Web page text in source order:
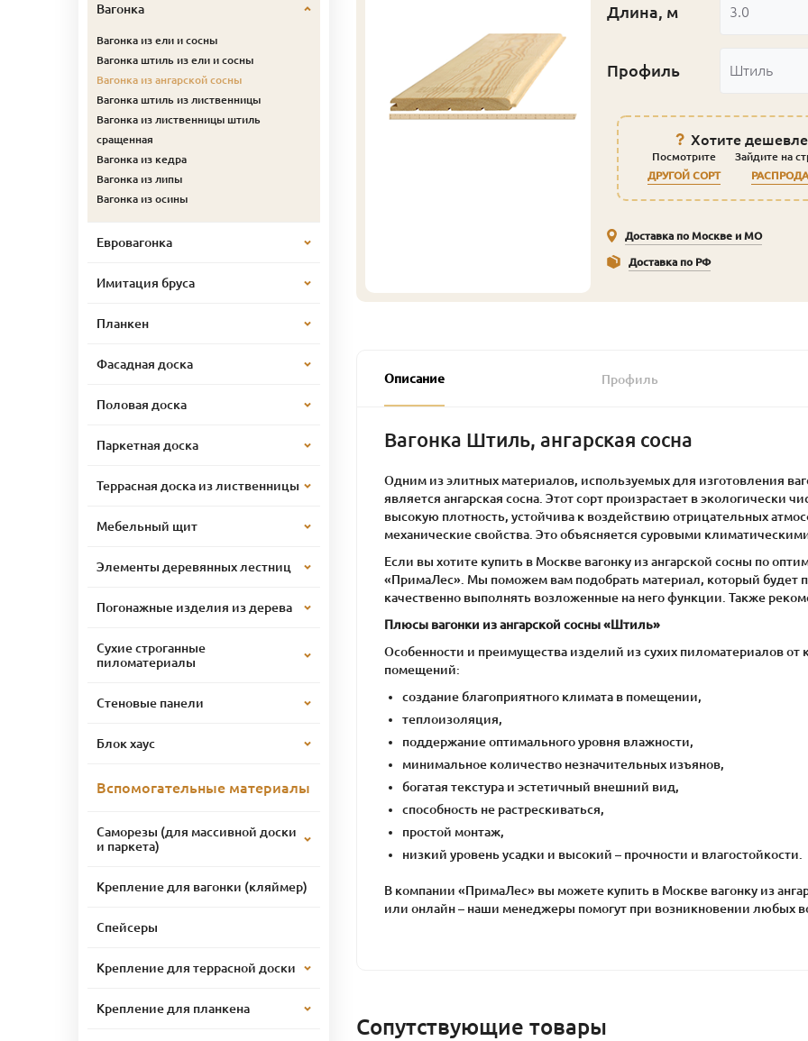
Длина, м 3.0
Профиль Штиль
Хотите
Посмотрите
ДРУГОЙ СОРТ
Зайдите на
Доставка по Москве и МО
Доставка по РФ
Описание Профиль
Вагонка Штиль, ангарская сосна
Одним из элитных материалов, используемых для изготовления
является ангарская сосна. Этот сорт произрастает в экологически
высокую плотность, устойчива к воздействию отрицательных
механические свойства. Это объясняется суровыми
Если вы хотите купить в Москве вагонку из ангарской сосны по
«ПримаЛес». Мы поможем вам подобрать материал, который будет
качественно выполнять возложенные на него функции. Также
Плюсы вагонки из ангарской сосны «Штиль»
Особенности и преимущества изделий из сухих пиломатериалов
помещений:
создание благоприятного климата в помещении,
теплоизоляция,
поддержание оптимального уровня влажности,
минимальное количество незначительных изъянов,
богатая текстура и эстетичный внешний вид,
способность не растрескиваться,
простой монтаж,
низкий уровень усадки и высокий – прочности и влагостойкости.
В компании «ПримаЛес» вы можете купить в Москве вагонку из
или онлайн – наши менеджеры помогут при возникновении любых
Сопутствующие товары
Вагонка
Вагонка из ели и сосны
Вагонка штиль из ели и сосны
Вагонка из ангарской сосны
Вагонка штиль из лиственницы
Вагонка из лиственницы штиль
сращенная
Вагонка из кедра
Вагонка из липы
Вагонка из осины
Евровагонка
Имитация бруса
Планкен
Фасадная доска
Половая доска
Паркетная доска
Террасная доска из лиственницы
Мебельный щит
Элементы деревянных лестниц
Погонажные изделия из дерева
Сухие строганные
пиломатериалы
Стеновые панели
Блок хаус
Вспомогательные материалы
Саморезы (для массивной доски
и паркета)
Крепление для вагонки (кляймер)
Спейсеры
Крепление для террасной доски
Крепление для планкена